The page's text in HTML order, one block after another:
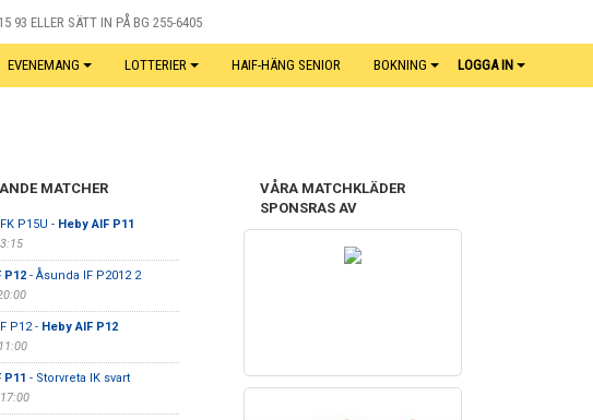
93 ELLER SÄTT IN PÅ BG 255-6405
EVENEMANG LOTTERIER HAIF-HÄNG SENIOR BOKNING LOGGA IN
MATCHER
P15U - Heby AIF P11
P12- Åsunda IF P2012 2
P12 - Heby AIF P12
P11 - Storvreta IK svart
VÅRA MATCHKLÄDER
SPONSRAS AV